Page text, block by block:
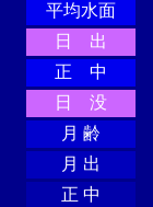
平均水面
日 出
正 中
日 没
月 齢
月 出
正 中